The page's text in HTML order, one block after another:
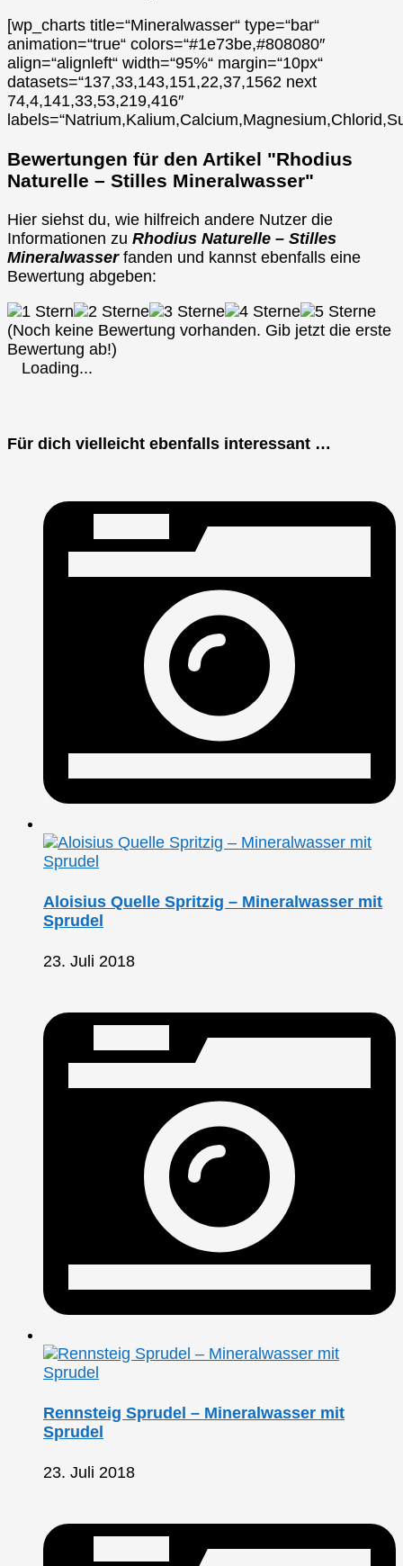
[wp_charts title=“Mineralwasser“ type=“bar“
animation=“true“ colors=“#1e73be,#808080″
align=“alignleft“ width=“95%“ margin=“10px“
datasets=“137,33,143,151,22,37,1562 next
74,4,141,33,53,219,416″
Bewertungen für den Artikel "Rhodius
Naturelle – Stilles Mineralwasser"
Hier siehst du, wie hilfreich andere Nutzer die
Informationen zu Rhodius Naturelle – Stilles
Mineralwasserfanden und kannst ebenfalls eine
Bewertung abgeben:
(Noch keine Bewertung vorhanden. Gib jetzt die erste
Bewertung ab!)
Loading...
Für dich vielleicht ebenfalls interessant …
Aloisius Quelle Spritzig – Mineralwasser mit
Sprudel
23. Juli 2018
Rennsteig Sprudel – Mineralwasser mit
Sprudel
23. Juli 2018